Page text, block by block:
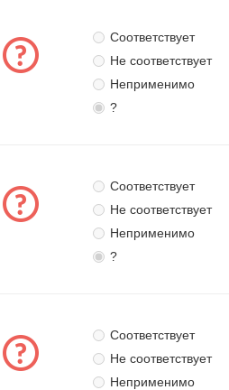
Соответствует
Не соответствует
Неприменимо
?
Соответствует
Не соответствует
Неприменимо
?
Соответствует
Не соответствует
Неприменимо